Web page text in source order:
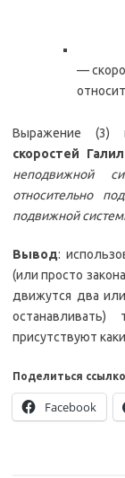
—
Выражение (3)
скоростей
неподвижной
относительно
подвижной
Вывод:
(или просто
движутся два
присутствуют
Поделиться
Facebook